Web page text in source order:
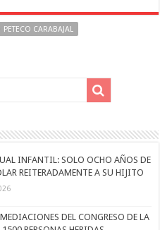
PETECO CARABAJAL
INFANTIL: SOLO OCHO AÑOS DE
REITERADAMENTE A SU HIJITO
DEL CONGRESO DE LA